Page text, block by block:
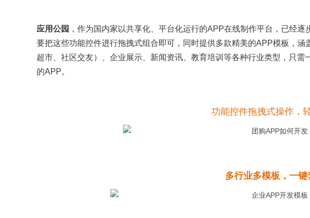
应用公园 ，作为国内家以共享化、平台化运行的APP在线制作平台，已经
要把这些功能控件进行拖拽式组合即可，同时提供多款精美的APP模板，涵
超市、社区交友）、企业展示、新闻资讯、教育培训等各种行业类型，只
的APP。
功能控件拖拽式操作，
多行业多模板，一键